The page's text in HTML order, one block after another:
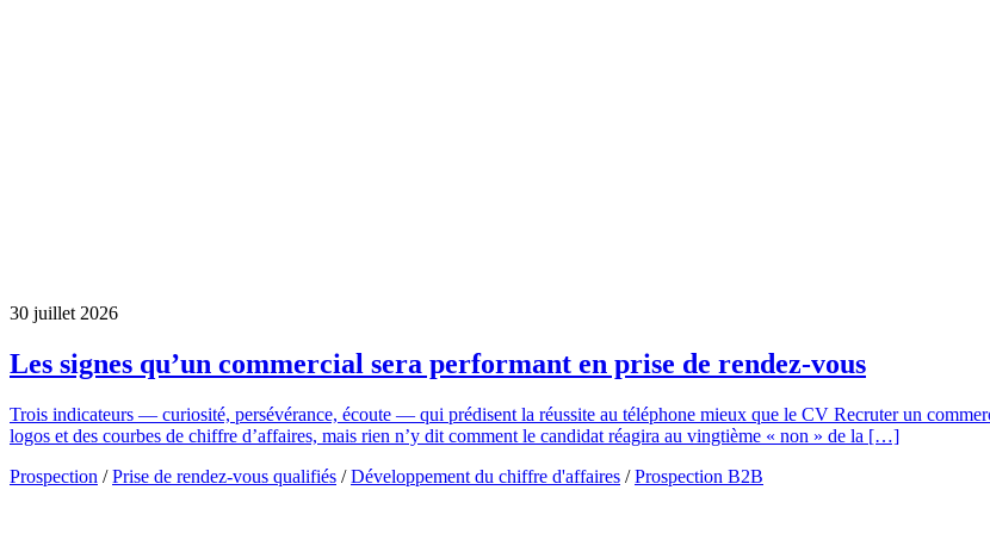
30 juillet 2026
Les signes qu’un commercial sera performant en prise de rendez-vous
Trois indicateurs — curiosité, persévérance, écoute — qui prédisent la réussite au téléphone mieux que le CV Recruter un
logos et des courbes de chiffre d’affaires, mais rien n’y dit comment le candidat réagira au vingtième « non » de la […]
Prospection /Prise de rendez-vous qualifiés /Développement du chiffre d'affaires /Prospection B2B